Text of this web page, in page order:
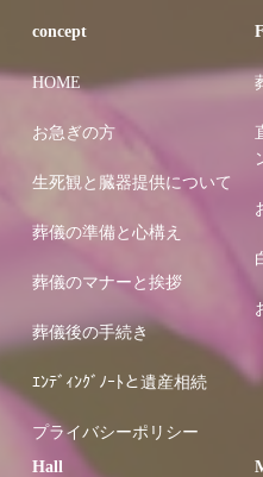
concept
HOME
お急ぎの方
生死観と臓器提供について
葬儀の準備と心構え
葬儀のマナーと挨拶
葬儀後の手続き
ｴﾝﾃﾞｨﾝｸﾞﾉｰﾄと遺産相続
プライバシーポリシー
Hall